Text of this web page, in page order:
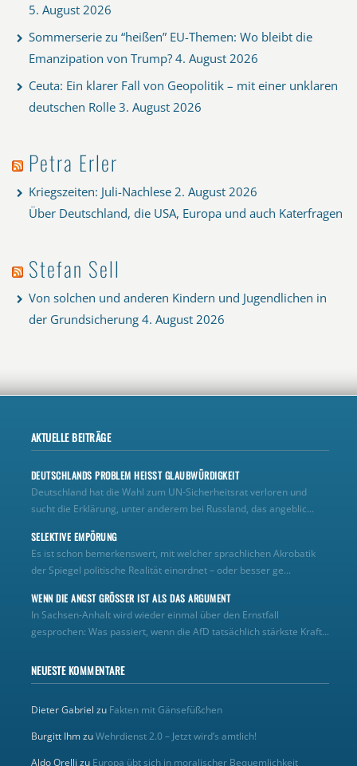
5. August 2026
Sommerserie zu “heißen” EU-Themen: Wo bleibt die
Emanzipation von Trump? 4. August 2026
Ceuta: Ein klarer Fall von Geopolitik – mit einer unklaren
deutschen Rolle 3. August 2026
Petra Erler
Kriegszeiten: Juli-Nachlese 2. August 2026
Über Deutschland, die USA, Europa und auch Katerfragen
Stefan Sell
Von solchen und anderen Kindern und Jugendlichen in
der Grundsicherung 4. August 2026
AKTUELLE BEITRÄGE
DEUTSCHLANDS PROBLEM HEISST GLAUBWÜRDIGKEIT
Deutschland hat die Wahl zum UN‑Sicherheitsrat verloren und
sucht die Erklärung, unter anderem bei Russland, das angeblic...
SELEKTIVE EMPÖRUNG
Es ist schon bemerkenswert, mit welcher sprachlichen Akrobatik
der Spiegel politische Realität einordnet – oder besser ge...
WENN DIE ANGST GRÖSSER IST ALS DAS ARGUMENT
In Sachsen-Anhalt wird wieder einmal über den Ernstfall
gesprochen: Was passiert, wenn die AfD tatsächlich stärkste Kraft...
NEUESTE KOMMENTARE
Dieter Gabriel zu Fakten mit Gänsefüßchen
Burgitt IhmzuWehrdienst 2.0 – Jetzt wird’s amtlich!
Aldo Orelli zu Europa übt sich in moralischer Bequemlichkeit